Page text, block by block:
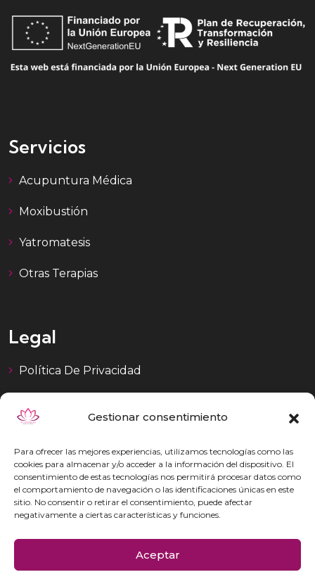
Gestionar consentimiento
Para ofrecer las mejores experiencias, utilizamos tecnologías como las
cookies para almacenar y/o acceder a la información del dispositivo. El
consentimiento de estas tecnologías nos permitirá procesar datos como
el comportamiento de navegación o las identificaciones únicas en este
sitio. No consentir o retirar el consentimiento, puede afectar
negativamente a ciertas características y funciones.
Aceptar
Servicios
Acupuntura Médica
Moxibustión
Yatromatesis
Otras Terapias
Legal
Política De Privacidad
Contacto
C/ Cortes de Aragón, 29 (Zona Centro) 50005
Zaragoza